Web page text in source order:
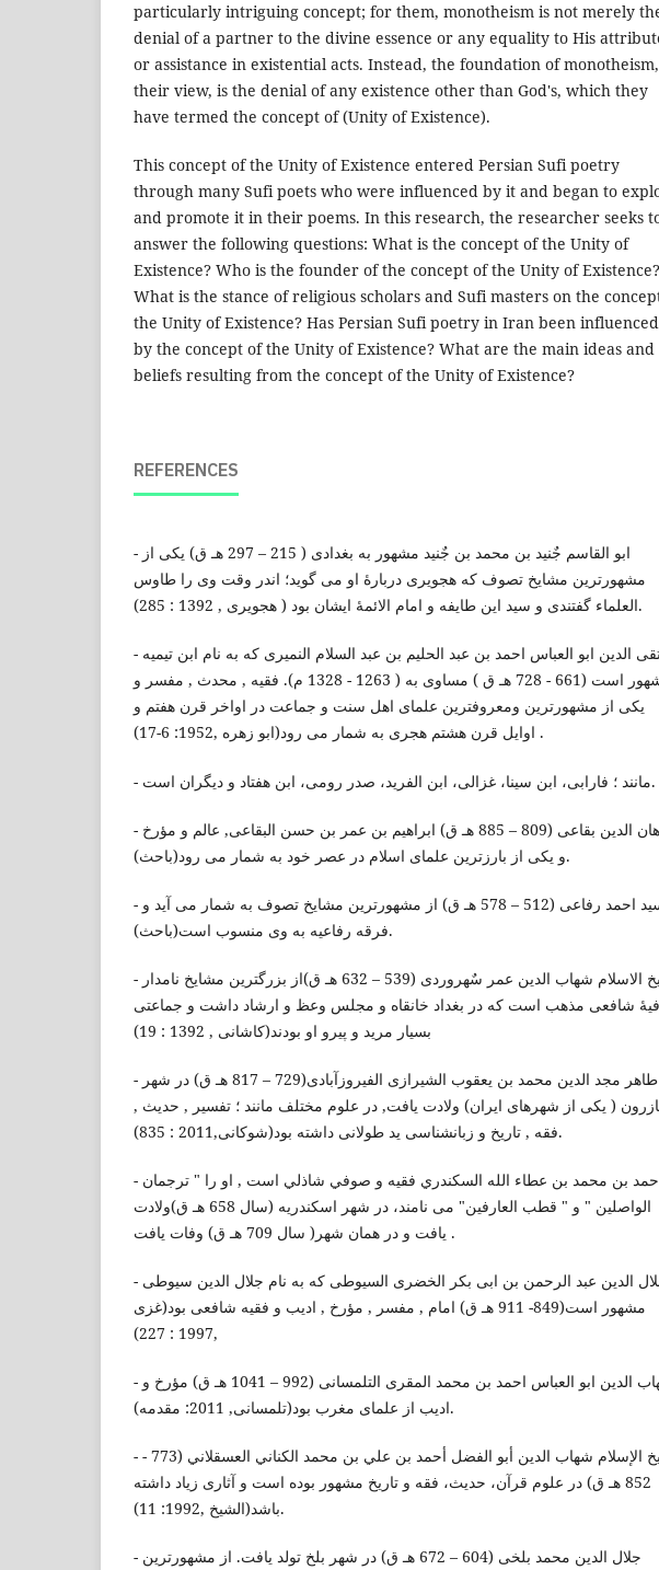
particularly intriguing concept; for them, monotheism is not merely
denial of a partner to the divine essence or any equality to His
or assistance in existential acts. Instead, the foundation of
their view, is the denial of any existence other than God's, which they
have termed the concept of (Unity of Existence).
This concept of the Unity of Existence entered Persian Sufi poetry
through many Sufi poets who were influenced by it and began to
and promote it in their poems. In this research, the researcher seeks
answer the following questions: What is the concept of the Unity of
Existence? Who is the founder of the concept of the Unity of Existence?
What is the stance of religious scholars and Sufi masters on the
the Unity of Existence? Has Persian Sufi poetry in Iran been influenced
by the concept of the Unity of Existence? What are the main ideas and
beliefs resulting from the concept of the Unity of Existence?
REFERENCES
- ابو القاسم جٌنید بن محمد بن جٌنید مشهور به بغدادی ( 215 – 297 هـ ق) یکی از
مشهورترین مشایخ تصوف که هجویری دربارۀ او می گوید؛ اندر وقت وی را طاوس
العلماء گفتندی و سید این طایفه و امام الائمۀ ایشان بود ( هجویری , 1392 : 285).
- تقی الدین ابو العباس احمد بن عبد الحلیم بن عبد السلام النمیری که به نام ابن تیمیه
مشهور است (661 - 728 هـ ق ) مساوی به ( 1263 - 1328 م). فقیه , محدث , مفسر و
یکی از مشهورترین ومعروفترین علمای اهل سنت و جماعت در اواخر قرن هفتم و
اوایل قرن هشتم هجری به شمار می رود(ابو زهره ,1952: 6-17) .
- مانند ؛ فارابی، ابن سینا، غزالی، ابن الفرید، صدر رومی، ابن هفتاد و دیگران است.
- برهان الدین بقاعی (809 – 885 هـ ق) ابراهیم بن عمر بن حسن البقاعی, عالم و مؤرخ
و یکی از بارزترین علمای اسلام در عصر خود به شمار می رود(باحث).
- سید احمد رفاعی (512 – 578 هـ ق) از مشهورترین مشایخ تصوف به شمار می آید و
فرقه رفاعیه به وی منسوب است(باحث).
- شیخ الاسلام شهاب الدین عمر سٌهروردی (539 – 632 هـ ق)از بزرگترین مشایخ نامدار
شافعی مذهب است که در بغداد خانقاه و مجلس وعظ و ارشاد داشت و جماعتی
بسیار مرید و پیرو او بودند(کاشانی , 1392 : 19)
- ابو طاهر مجد الدین محمد بن یعقوب الشیرازی الفیروزآبادی(729 – 817 هـ ق) در شهر
( یکی از شهرهای ایران) ولادت یافت, در علوم مختلف مانند ؛ تفسیر , حدیث ,
فقه , تاریخ و زبانشناسی ید طولانی داشته بود(شوکانی,2011 : 835).
- أحمد بن محمد بن عطاء الله السكندري فقيه و صوفي شاذلي است , او را " ترجمان
الواصلین " و " قطب العارفین" می نامند، در شهر اسکندریه (سال 658 هـ ق)ولادت
یافت و در همان شهر( سال 709 هـ ق) وفات یافت .
- جلال الدین عبد الرحمن بن ابی بکر الخضری السیوطی که به نام جلال الدین سیوطی
مشهور است(849- 911 هـ ق) امام , مفسر , مؤرخ , ادیب و فقیه شافعی بود(غزی
,1997 : 227)
- شهاب الدین ابو العباس احمد بن محمد المقری التلمسانی (992 – 1041 هـ ق) مؤرخ و
ادیب از علمای مغرب بود(تلمسانی, 2011: مقدمه).
- شيخ الإسلام شهاب الدين أبو الفضل أحمد بن علي بن محمد الكناني العسقلاني (773 -
852 هـ ق) در علوم قرآن، حدیث، فقه و تاريخ مشهور بوده است و آثاری زیاد داشته
باشد(الشیخ ,1992: 11).
- جلال الدین محمد بلخی (604 – 672 هـ ق) در شهر بلخ تولد یافت. از مشهورترین